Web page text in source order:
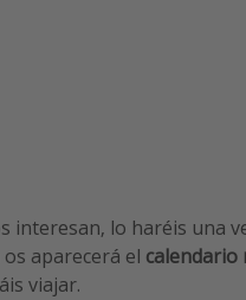
interesan, lo haréis una
aparecerá el calendario
viajar.